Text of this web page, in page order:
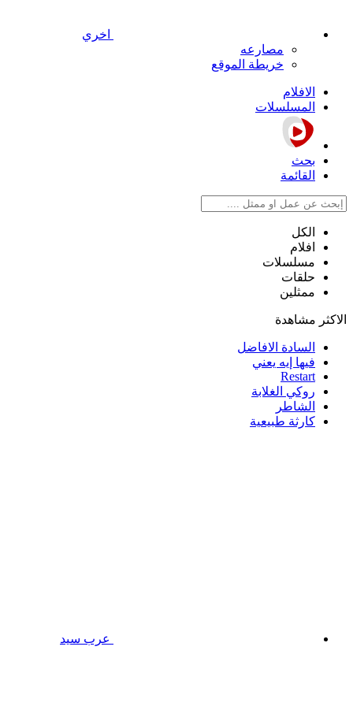
اخري
مصارعه
خريطة الموقع
الافلام
المسلسلات
بحث
القائمة
الكل
افلام
مسلسلات
حلقات
ممثلين
الاكثر مشاهدة
السادة الافاضل
فيها إيه يعني
Restart
روكي الغلابة
الشاطر
كارثة طبيعية
عرب سيد